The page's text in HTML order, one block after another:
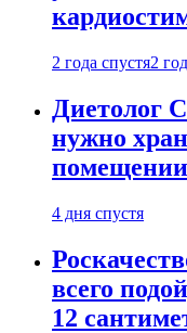
2 года спустя2
Диетолог
нужно
помещении
4 дня спустя
всего
12